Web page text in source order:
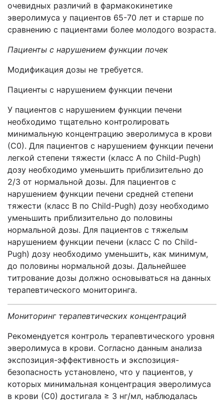
очевидных различий в фармакокинетике
эверолимуса у пациентов 65-70 лет и старше по
сравнению с пациентами более молодого возраста.
Пациенты с нарушением функции почек
Модификация дозы не требуется.
Пациенты с нарушением функции печени
У пациентов с нарушением функции печени
необходимо тщательно контролировать
минимальную концентрацию эверолимуса в крови
(С0). Для пациентов с нарушением функции печени
легкой степени тяжести (класс А по Child-Pugh)
дозу необходимо уменьшить приблизительно до
2/3 от нормальной дозы. Для пациентов с
нарушением функции печени средней степени
тяжести (класс B по Child-Pugh) дозу необходимо
уменьшить приблизительно до половины
нормальной дозы. Для пациентов с тяжелым
нарушением функции печени (класс С по Child-
Pugh) дозу необходимо уменьшить, как минимум,
до половины нормальной дозы. Дальнейшее
титрование дозы должно основываться на данных
терапевтического мониторинга.
Мониторинг терапевтических концентраций
Рекомендуется контроль терапевтического уровня
эверолимуса в крови. Согласно данным анализа
экспозиция-эффективность и экспозиция-
безопасность установлено, что у пациентов, у
которых минимальная концентрация эверолимуса
в крови (С0) достигала ≥ 3 нг/мл, наблюдалась